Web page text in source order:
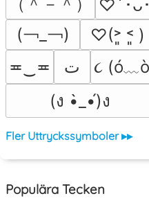
（＾－＾）
♡´･
(￢_￢)
♡(˃͈ ˂͈ )
≖‿≖
ﺕ ૮
(ง •̀_•́)ง
Fler Uttryckssymboler ▸▸
Populära Tecken